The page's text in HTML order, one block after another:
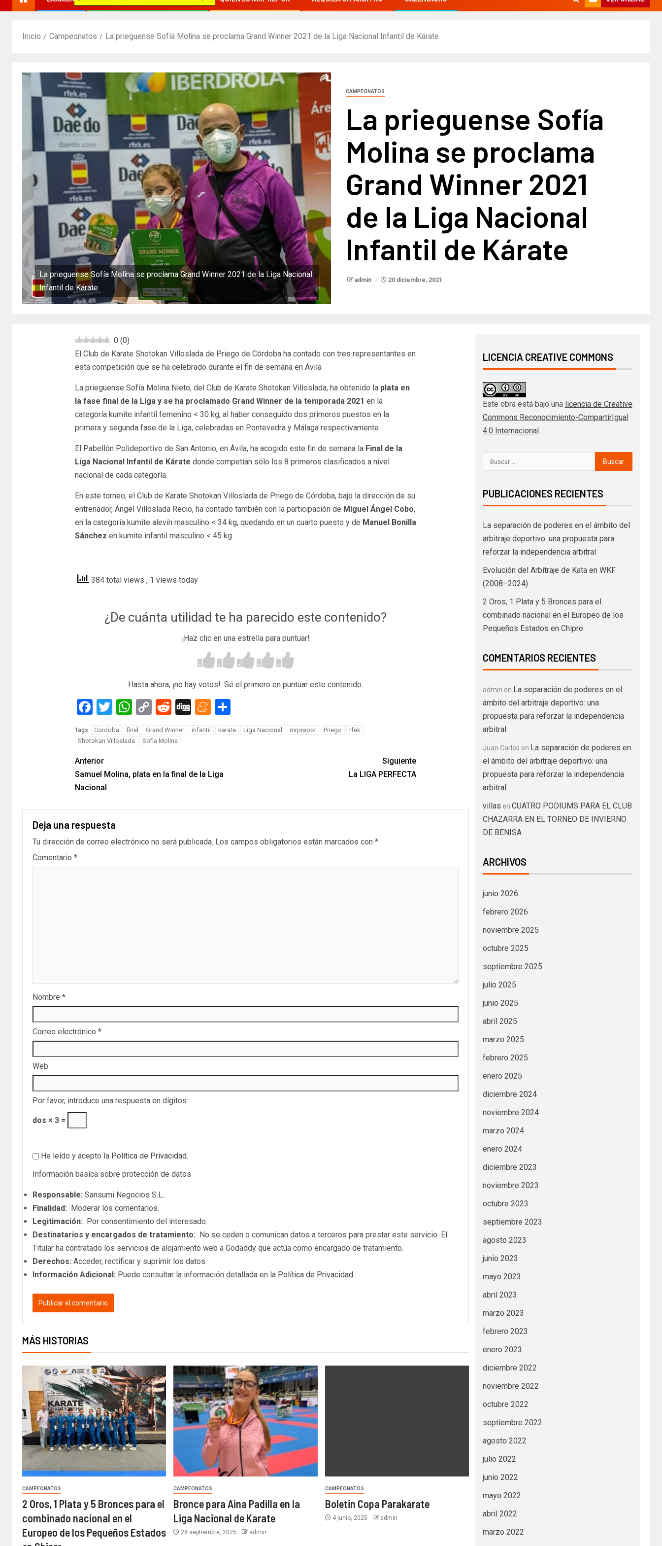
Inicio Campeonatos La prieguense Sofía Molina se proclama Grand Winner 2021 de la Liga Nacional Infantil de Kárate
La prieguense Sofía Molina se proclama Grand Winner 2021 de la Liga Nacional
Infantil de Kárate
CAMPEONATOS
La prieguense Sofía
Molina se proclama
Grand Winner 2021
de la Liga Nacional
Infantil de Kárate
admin 20 diciembre, 2021
0 (0)
El Club de Karate Shotokan Villoslada de Priego de Córdoba ha contado con tres representantes en
esta competición que se ha celebrado durante el fin de semana en Ávila
La prieguense Sofía Molina Nieto, del Club de Karate Shotokan Villoslada, ha obtenido laplata en
la fase final de la Liga y se ha proclamado Grand Winner de la temporada 2021 en la
categoría kumite infantil femenino < 30 kg, al haber conseguido dos primeros puestos en la
primera y segunda fase de la Liga, celebradas en Pontevedra y Málaga respectivamente.
El Pabellón Polideportivo de San Antonio, en Ávila, ha acogido este fin de semana la Final de la
Liga Nacional Infantil de Kárate donde competían sólo los 8 primeros clasificados a nivel
nacional de cada categoría.
En este torneo, el Club de Karate Shotokan Villoslada de Priego de Córdoba, bajo la dirección de su
entrenador, Ángel Villoslada Recio, ha contado también con la participación de Miguel Ángel Cobo,
en la categoría kumite alevín masculino < 34 kg, quedando en un cuarto puesto y de Manuel Bonilla
Sánchez en kumite infantil masculino < 45 kg.
384 total views , 1 views today
¿De cuánta utilidad te ha parecido este contenido?
¡Haz clic en una estrella para puntuar!
Hasta ahora, ¡no hay votos!. Sé el primero en puntuar este contenido.
Facebook
TwitterWhatsApp
Copy
Link
RedditDiggMeneame
Tags: Cordoba final Grand Winner infantil karate Liga Nacional mrprepor Priego
rfek
Shotokan Villoslada
Sofia Molina
Anterior
Samuel Molina, plata en la final de la Liga
Nacional
Siguiente
La LIGA PERFECTA
Deja una respuesta
Tu dirección de correo electrónico no será publicada. Los campos obligatorios están marcados con *
Comentario *
Nombre *
Correo electrónico *
Web
Por favor, introduce una respuesta en dígitos:
dos × 3 =
He leído y acepto la Política de Privacidad.
Información básica sobre protección de datos
Responsable: Sansumi Negocios S.L..
Finalidad: Moderar los comentarios.
Legitimación: Por consentimiento del interesado.
Destinatarios y encargados de tratamiento: No se ceden o comunican datos a terceros para prestar este servicio. El
Titular ha contratado los servicios de alojamiento web a Godaddy que actúa como encargado de tratamiento.
Derechos: Acceder, rectificar y suprimir los datos.
Información Adicional: Puede consultar la información detallada en la Política de Privacidad.
MÁS HISTORIAS
CAMPEONATOS
2 Oros, 1 Plata y 5 Bronces para el
combinado nacional en el
Europeo de los Pequeños Estados
CAMPEONATOS
Bronce para Aina Padilla en la
Liga Nacional de Karate
28 septiembre, 2025 admin
CAMPEONATOS
Boletin Copa Parakarate
4 junio, 2025 admin
LICENCIA CREATIVE COMMONS
Este obra está bajo una licencia de Creative
Commons Reconocimiento-CompartirIgual
4.0 Internacional .
PUBLICACIONES RECIENTES
La separación de poderes en el ámbito del
arbitraje deportivo: una propuesta para
reforzar la independencia arbitral
Evolución del Arbitraje de Kata en WKF
(2008–2024)
2 Oros, 1 Plata y 5 Bronces para el
combinado nacional en el Europeo de los
Pequeños Estados en Chipre
COMENTARIOS RECIENTES
admin en La separación de poderes en el
ámbito del arbitraje deportivo: una
propuesta para reforzar la independencia
arbitral
Juan Carlos en La separación de poderes en
el ámbito del arbitraje deportivo: una
propuesta para reforzar la independencia
arbitral
villas en CUATRO PODIUMS PARA EL CLUB
CHAZARRA EN EL TORNEO DE INVIERNO
DE BENISA
ARCHIVOS
junio 2026
febrero 2026
noviembre 2025
octubre 2025
septiembre 2025
julio 2025
junio 2025
abril 2025
marzo 2025
febrero 2025
enero 2025
diciembre 2024
noviembre 2024
marzo 2024
enero 2024
diciembre 2023
noviembre 2023
octubre 2023
septiembre 2023
agosto 2023
junio 2023
mayo 2023
abril 2023
marzo 2023
febrero 2023
enero 2023
diciembre 2022
noviembre 2022
octubre 2022
septiembre 2022
agosto 2022
julio 2022
junio 2022
mayo 2022
abril 2022
marzo 2022